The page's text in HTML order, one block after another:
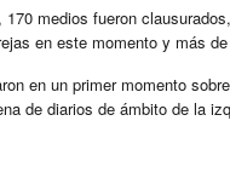
medios fueron
en este momento y más
en un primer momento
de diarios de ámbito de la